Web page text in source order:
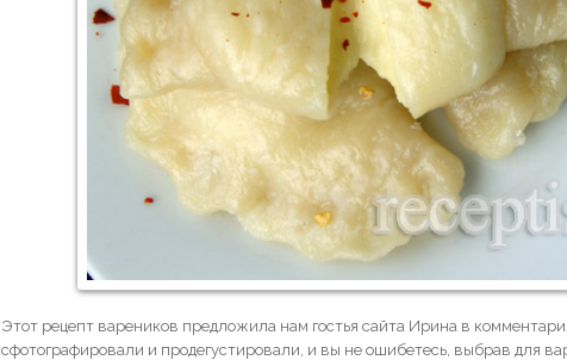
Этот рецепт вареников предложила нам гостья сайта Ирина в
сфотографировали и продегустировали, и вы не ошибетесь, выбрав для